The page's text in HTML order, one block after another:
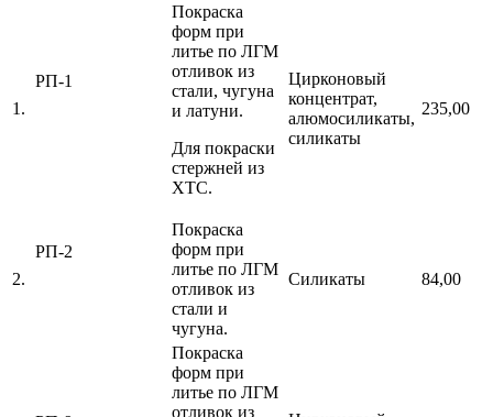
1.
РП-1
Покраска
форм при
литье по ЛГМ
отливок из
стали, чугуна
и латуни.
Для покраски
стержней из
ХТС.
Цирконовый
концентрат,
алюмосиликаты,
силикаты
235,00
2.
РП-2
Покраска
форм при
литье по ЛГМ
отливок из
стали и
чугуна.
Силикаты 84,00
Покраска
форм при
литье по ЛГМ
отливок из